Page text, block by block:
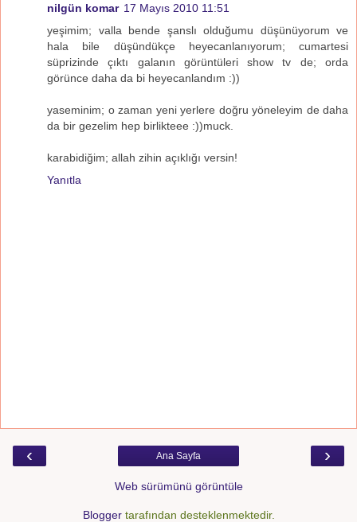
nilgün komar 17 Mayıs 2010 11:51
yeşimim; valla bende şanslı olduğumu düşünüyorum ve
hala bile düşündükçe heyecanlanıyorum; cumartesi
süprizinde çıktı galanın görüntüleri show tv de; orda
görünce daha da bi heyecanlandım :))
yaseminim; o zaman yeni yerlere doğru yöneleyim de daha
da bir gezelim hep birlikteee :))muck.
karabidiğim; allah zihin açıklığı versin!
Yanıtla
‹ ›
Ana Sayfa
Web sürümünü görüntüle
Bloggertarafından desteklenmektedir.